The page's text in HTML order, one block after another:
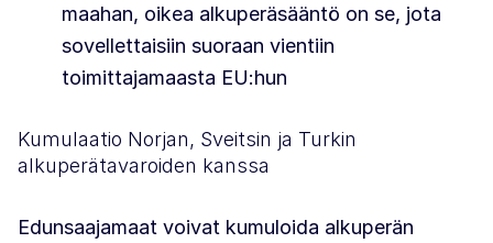
maahan, oikea alkuperäsääntö on se, jota
sovellettaisiin suoraan vientiin
toimittajamaasta EU:hun
Kumulaatio Norjan, Sveitsin ja Turkin
alkuperätavaroiden kanssa
Edunsaajamaat voivat kumuloida alkuperän